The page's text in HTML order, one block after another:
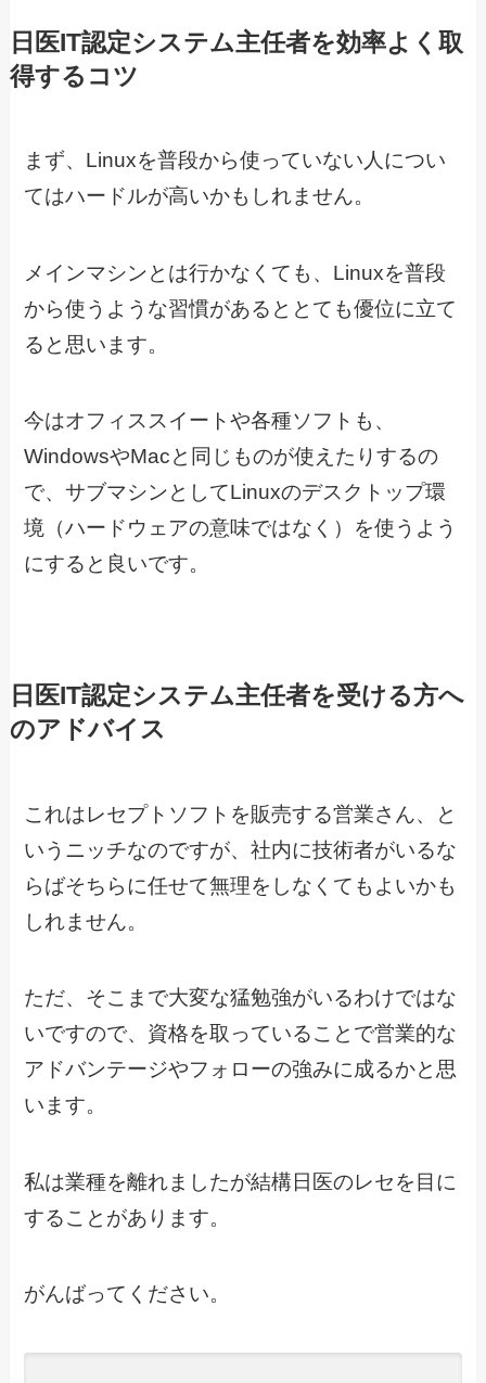
日医IT認定システム主任者を効率よく取
得するコツ
まず、Linuxを普段から使っていない人につい
てはハードルが高いかもしれません。
メインマシンとは行かなくても、Linuxを普段
から使うような習慣があるととても優位に立て
ると思います。
今はオフィススイートや各種ソフトも、
WindowsやMacと同じものが使えたりするの
で、サブマシンとしてLinuxのデスクトップ環
境（ハードウェアの意味ではなく）を使うよう
にすると良いです。
日医IT認定システム主任者を受ける方へ
のアドバイス
これはレセプトソフトを販売する営業さん、と
いうニッチなのですが、社内に技術者がいるな
らばそちらに任せて無理をしなくてもよいかも
しれません。
ただ、そこまで大変な猛勉強がいるわけではな
いですので、資格を取っていることで営業的な
アドバンテージやフォローの強みに成るかと思
います。
私は業種を離れましたが結構日医のレセを目に
することがあります。
がんばってください。